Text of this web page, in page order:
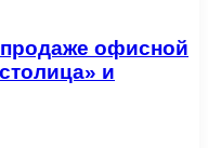
офисной
и